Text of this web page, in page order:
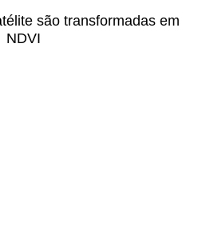
são transformadas em
NDVI